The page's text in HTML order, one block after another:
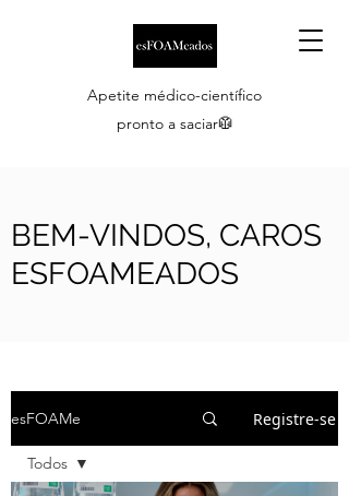
Apetite médico-científico
pronto a saciar🥼
BEM-VINDOS, CAROS
ESFOAMEADOS
esFOAMe Registre-se
Todos